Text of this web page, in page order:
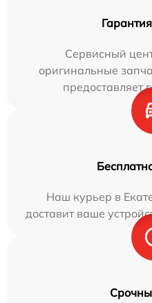
Сервисный
оригинальные
предоставляет
Наш курьер в
доставит ваше